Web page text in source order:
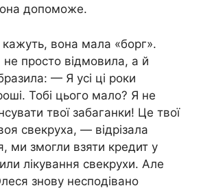
допоможе.
вона мала «борг».
просто відмовила, а й
— Я усі ці роки
Тобі цього мало? Я не
твої забаганки! Це твої
свекруха, — відрізала
ми змогли взяти кредит у
лікування свекрухи. Але
знову несподівано